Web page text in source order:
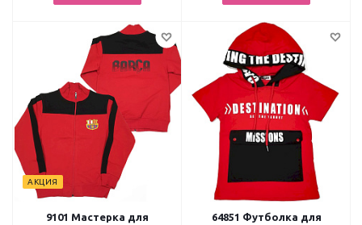
АКЦИЯ
9101 Мастерка для
64851 Футболка для